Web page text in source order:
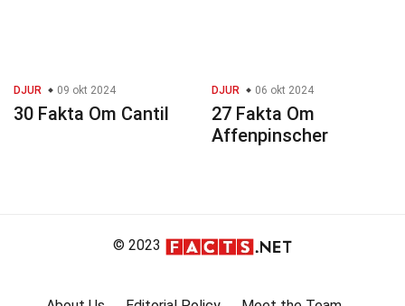
DJUR 09 okt 2024
30 Fakta Om Cantil
DJUR 06 okt 2024
27 Fakta Om
Affenpinscher
© 2023